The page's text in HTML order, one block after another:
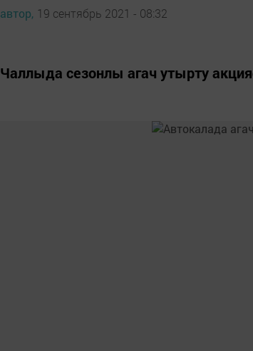
автор, 19 сентябрь 2021 - 08:32
Чаллыда сезонлы агач утырту